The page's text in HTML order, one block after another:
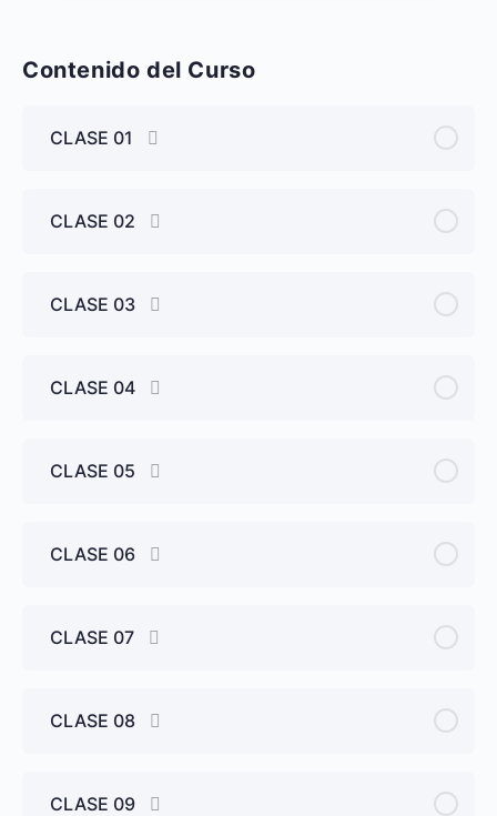
Contenido del Curso
CLASE 01
CLASE 02
CLASE 03
CLASE 04
CLASE 05
CLASE 06
CLASE 07
CLASE 08
CLASE 09